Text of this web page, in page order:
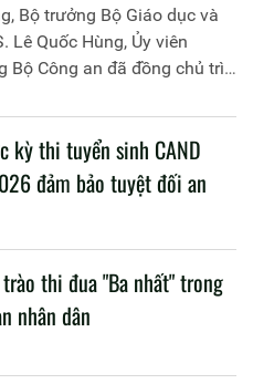
Bộ trưởng Bộ Giáo dục và
Lê Quốc Hùng, Ủy viên
Bộ Công an đã đồng chủ trì
và đào tạo của lực lượng
kỳ thi tuyển sinh CAND
đảm bảo tuyệt đối an
thi đua "Ba nhất" trong
nhân dân